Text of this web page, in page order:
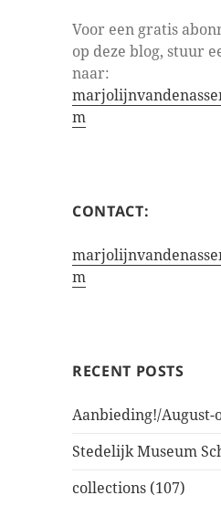
Voor een gratis
op deze blog, stuur
naar:
m
CONTACT:
m
RECENT POSTS
Aanbieding!/August-
Stedelijk Museum
collections (107)